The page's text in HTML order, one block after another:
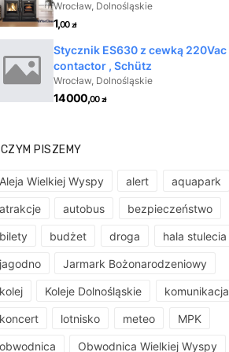
PISZEMY
Wielkiej Wyspy alert aquapark
autobus bezpieczeństwo
budżet droga hala stulecia
Jarmark Bożonarodzeniowy
Koleje Dolnośląskie komunikacja
lotnisko meteo MPK
Obwodnica Wielkiej Wyspy